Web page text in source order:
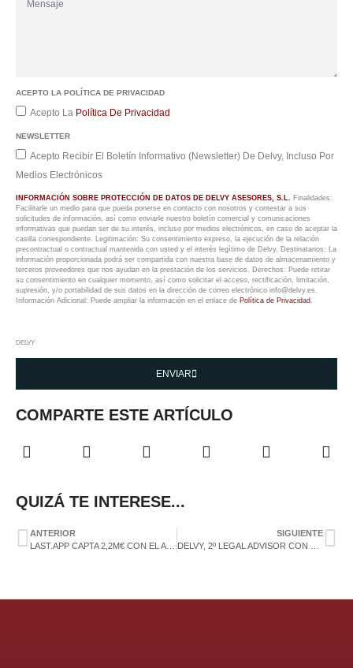
ACEPTO LA POLÍTICA DE PRIVACIDAD
Acepto La Política De Privacidad
NEWSLETTER
Acepto Recibir El Boletín Informativo (Newsletter) De Delvy, Incluso Por
Medios Electrónicos
INFORMACIÓN SOBRE PROTECCIÓN DE DATOS DE DELVY ASESORES, S.L.
Finalidades:
Facilitarle un medio para que pueda ponerse en contacto con nosotros y contestar a sus
solicitudes de información, así como enviarle nuestro boletín comercial y comunicaciones
informativas que puedan ser de su interés, incluso por medios electrónicos, en caso de aceptar la
casilla correspondiente. Legitimación: Su consentimiento expreso, la ejecución de la relación
precontractual o contractual mantenida con usted y el interés legítimo de Delvy. Destinatarios: La
información proporcionada podrá ser compartida con nuestra base de datos de almacenamiento y
terceros proveedores que nos ayudan en la prestación de los servicios. Derechos: Puede retirar
su consentimiento en cualquier momento, así como solicitar el acceso, rectificación, limitación,
supresión, y/o portabilidad de sus datos en la dirección de correo electrónico info@delvy.es.
Información Adicional: Puede ampliar la información en el enlace de Política de Privacidad
DELVY
ENVIAR
COMPARTE ESTE ARTÍCULO
QUIZÁ TE INTERESE...
ANTERIOR
LAST.APP CAPTA 2,2M€ CON EL ASESORAMIENTO DE DELVY
SIGUIENTE
DELVY, 2º LEGAL ADVISOR CON MÁS PARTICIPACIÓN EN INVERSIONES VENTURE CAPITAL DE 2021